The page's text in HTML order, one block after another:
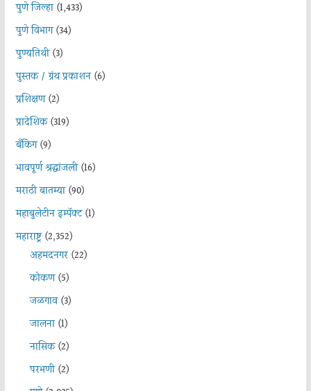
पुणे जिल्हा(1,433)
पुणे विभाग(34)
पुण्यतिथी(3)
पुस्तक / ग्रंथ प्रकाशन(6)
प्रशिक्षण(2)
प्रादेशिक(319)
बँकिंग(9)
भावपूर्ण श्रद्धांजली(16)
मराठी बातम्या(90)
महाबुलेटीन इम्पॅक्ट(1)
महाराष्ट्र(2,352)
अहमदनगर(22)
कोकण(5)
जळगाव(3)
जालना(1)
नासिक(2)
परभणी(2)